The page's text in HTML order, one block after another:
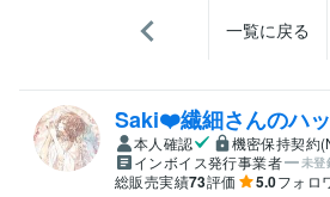
一覧に戻る
Saki❤️繊細さんのハ
本人確認
機密保持契約
インボイス発行事業者
未登
総販売実績73評価 5.0フォロ